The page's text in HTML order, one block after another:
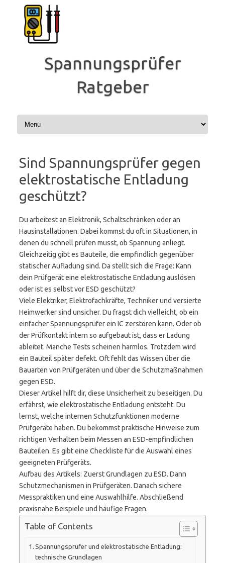
Inhalt
springen
Spannungsprüfer
Ratgeber
Sind Spannungsprüfer gegen
elektrostatische Entladung
geschützt?
Du arbeitest an Elektronik, Schaltschränken oder an
Hausinstallationen. Dabei kommst du oft in Situationen, in
denen du schnell prüfen musst, ob Spannung anliegt.
Gleichzeitig gibt es Bauteile, die empfindlich gegenüber
statischer Aufladung sind. Da stellt sich die Frage: Kann
dein Prüfgerät eine elektrostatische Entladung auslösen
oder ist es selbst vor ESD geschützt?
Viele Elektriker, Elektrofachkräfte, Techniker und versierte
Heimwerker sind unsicher. Du fragst dich vielleicht, ob ein
einfacher Spannungsprüfer ein IC zerstören kann. Oder ob
der Prüfkontakt intern so aufgebaut ist, dass er Ladung
ableitet. Manche Tests scheinen harmlos. Trotzdem wird
ein Bauteil später defekt. Oft fehlt das Wissen über die
Bauarten von Prüfgeräten und über die Schutzmaßnahmen
gegen ESD.
Dieser Artikel hilft dir, diese Unsicherheit zu beseitigen. Du
erfährst, wie elektrostatische Entladung entsteht. Du
lernst, welche internen Schutzfunktionen moderne
Prüfgeräte haben. Du bekommst praktische Hinweise zum
richtigen Verhalten beim Messen an ESD-empfindlichen
Bauteilen. Es gibt eine Checkliste für die Auswahl eines
geeigneten Prüfgeräts.
Aufbau des Artikels: Zuerst Grundlagen zu ESD. Dann
Schutzmechanismen in Prüfgeräten. Danach sichere
Messpraktiken und eine Auswahlhilfe. Abschließend
praxisnahe Beispiele und häufige Fragen.
Table of Contents
Spannungsprüfer und elektrostatische Entladung:
technische Grundlagen